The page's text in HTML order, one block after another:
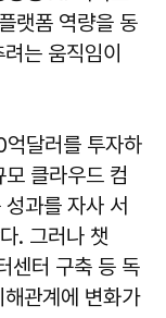
랫폼 역량을 동
는 움직임이
달러를 투자하
클라우드 컴
과를 자사 서
. 그러나 챗
센터 구축 등 독
관계에 변화가